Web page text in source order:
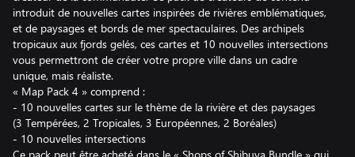
introduit de nouvelles cartes inspirées de rivières emblématiques,
et de paysages et bords de mer spectaculaires. Des archipels
tropicaux aux fjords gelés, ces cartes et 10 nouvelles intersections
vous permettront de créer votre propre ville dans un cadre
unique, mais réaliste.
« Map Pack 4 » comprend :
- 10 nouvelles cartes sur le thème de la rivière et des paysages
(3 Tempérées, 2 Tropicales, 3 Européennes, 2 Boréales)
- 10 nouvelles intersections